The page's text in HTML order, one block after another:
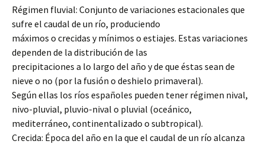
Régimen fluvial: Conjunto de variaciones estacionales que
sufre el caudal de un río, produciendo
máximos o crecidas y mínimos o estiajes. Estas variaciones
dependen de la distribución de las
precipitaciones a lo largo del año y de que éstas sean de
nieve o no (por la fusión o deshielo primaveral).
Según ellas los ríos españoles pueden tener régimen nival,
nivo-pluvial, pluvio-nival o pluvial (oceánico,
mediterráneo, continentalizado o subtropical).
Crecida: Época del año en la que el caudal de un río alcanza